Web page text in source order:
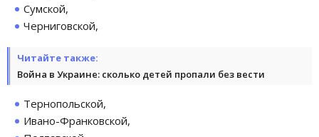
Сумской,
Черниговской,
Читайте также:
Война в Украине: сколько детей пропали без вести
Тернопольской,
Ивано-Франковской,